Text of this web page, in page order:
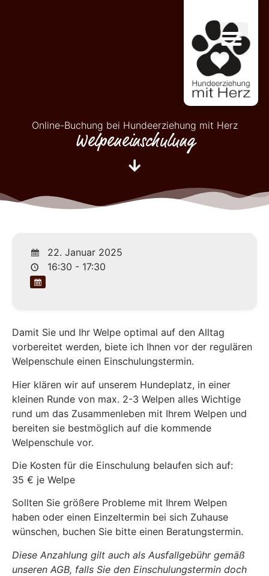
Online-Buchung bei Hundeerziehung mit Herz
Welpeneinschulung
22. Januar 2025
16:30 - 17:30
Damit Sie und Ihr Welpe optimal auf den Alltag
vorbereitet werden, biete ich Ihnen vor der regulären
Welpenschule einen Einschulungstermin.
Hier klären wir auf unserem Hundeplatz, in einer
kleinen Runde von max. 2-3 Welpen alles Wichtige
rund um das Zusammenleben mit Ihrem Welpen und
bereiten sie bestmöglich auf die kommende
Welpenschule vor.
Die Kosten für die Einschulung belaufen sich auf:
35 € je Welpe
Sollten Sie größere Probleme mit Ihrem Welpen
haben oder einen Einzeltermin bei sich Zuhause
wünschen, buchen Sie bitte einen Beratungstermin.
Diese Anzahlung gilt auch als Ausfallgebühr gemäß
unseren AGB, falls Sie den Einschulungstermin doch